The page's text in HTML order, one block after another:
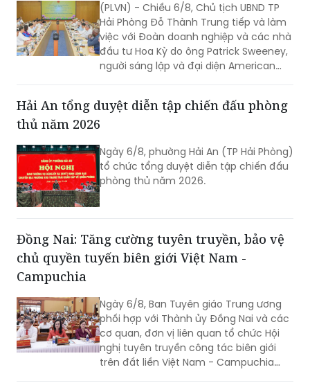
(PLVN) - Chiều 6/8, Chủ tịch UBND TP
Hải Phòng Đỗ Thành Trung tiếp và làm
việc với Đoàn doanh nghiệp và các nhà
đầu tư Hoa Kỳ do ông Patrick Sweeney,
người sáng lập và đại diện American
tìm hiểu cơ hội đầu tư tại Hải Phòng.
Hải An tổng duyệt diễn tập chiến đấu phòng
thủ năm 2026
Ngày 6/8, phường Hải An (TP Hải Phòng)
tổ chức tổng duyệt diễn tập chiến đấu
phòng thủ năm 2026.
Đồng Nai: Tăng cường tuyên truyền, bảo vệ
chủ quyền tuyến biên giới Việt Nam -
Campuchia
Ngày 6/8, Ban Tuyên giáo Trung ương
phối hợp với Thành ủy Đồng Nai và các
cơ quan, đơn vị liên quan tổ chức Hội
nghị tuyên truyền công tác biên giới
trên đất liền Việt Nam - Campuchia